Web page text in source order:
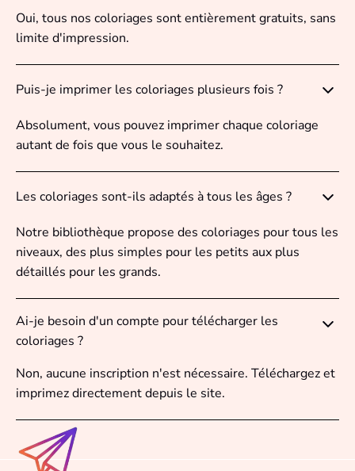
Oui, tous nos coloriages sont entièrement gratuits, sans
limite d'impression.
Puis-je imprimer les coloriages plusieurs fois ?
Absolument, vous pouvez imprimer chaque coloriage
autant de fois que vous le souhaitez.
Les coloriages sont-ils adaptés à tous les âges ?
Notre bibliothèque propose des coloriages pour tous les
niveaux, des plus simples pour les petits aux plus
détaillés pour les grands.
Ai-je besoin d'un compte pour télécharger les
coloriages ?
Non, aucune inscription n'est nécessaire. Téléchargez et
imprimez directement depuis le site.